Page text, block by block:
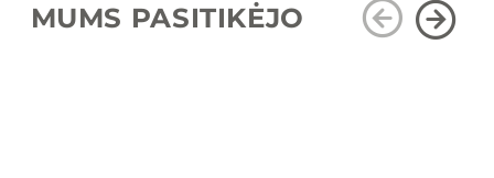
MUMS PASITIKĖJO